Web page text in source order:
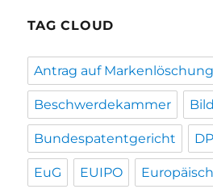
TAG CLOUD
Antrag auf Markenlöschung
Beschwerdekammer
Bundespatentgericht
EuG EUIPO